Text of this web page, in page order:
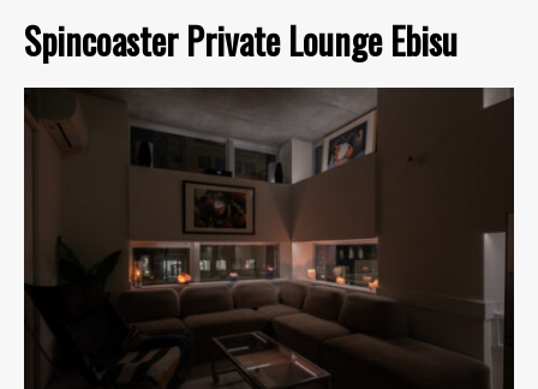
Spincoaster Private Lounge Ebisu